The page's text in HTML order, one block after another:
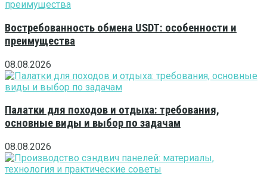
Востребованность обмена USDT: особенности и
преимущества
08.08.2026
Палатки для походов и отдыха: требования,
основные виды и выбор по задачам
08.08.2026